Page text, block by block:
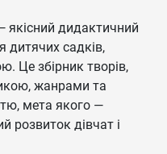
якісний дидактичний
дитячих садків,
Це збірник творів,
жанрами та
мета якого —
розвиток дівчат і